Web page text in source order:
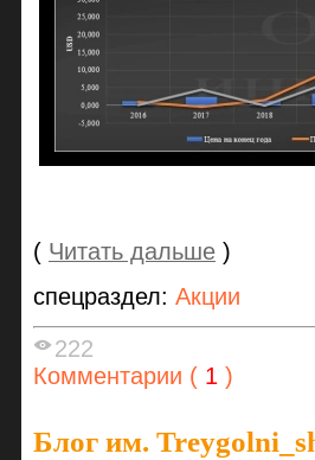
( Читать дальше )
спецраздел: Акции
222
Комментарии ( 1 )
Блог им.